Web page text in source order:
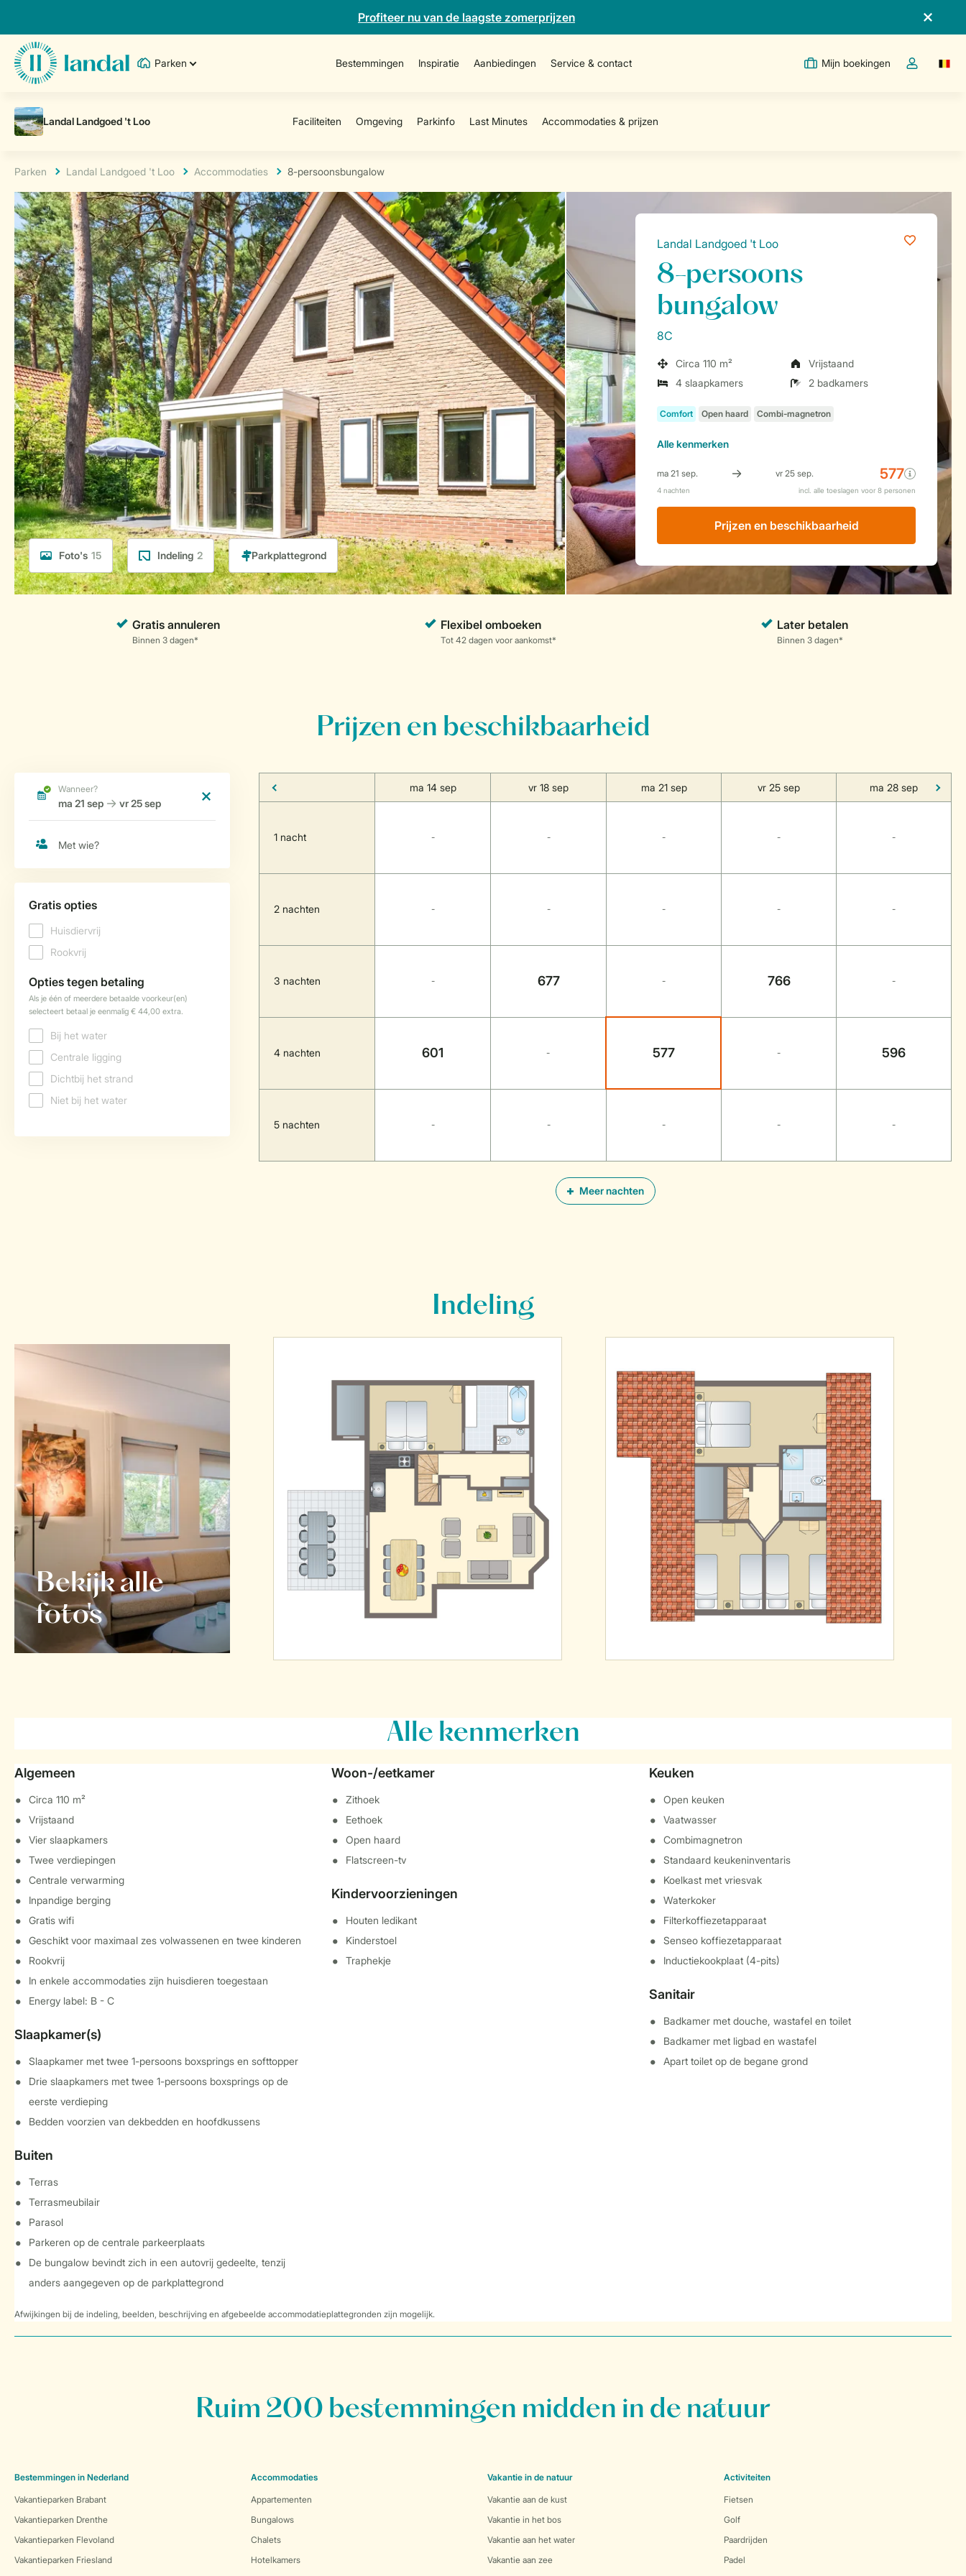
Profiteer nu van de laagste zomerprijzen
Parken Bestemmingen Inspiratie Aanbiedingen Service & contact Mijn boekingen
Open de
Parken Landal Landgoed 't Loo Accommodaties 8-persoonsbungalow
Foto's 15 Indeling 2
Landal Landgoed 't Loo
8-persoons
bungalow
8C
Circa 110 m²
Vrijstaand
4 slaapkamers
2 badkamers
Allekenmerken
Prijzen en beschikbaarheid
Prijzen en beschikbaarheid
Meer nachten
ma 14 sep vr 18 sep ma 21 sep vr 25 sep ma 28 sep
1 nacht - - - - -
2 nachten - - - - -
3 nachten - 677 - 766 -
4 nachten 601 - 577 - 596
5 nachten - - - - -
Indeling
Bekijk alle
foto's
Alle kenmerken
Algemeen
Circa 110 m²
Vrijstaand
Vier slaapkamers
Twee verdiepingen
Centrale verwarming
Inpandige berging
Gratis wifi
Geschikt voor maximaal zes volwassenen en twee kinderen
Rookvrij
In enkele accommodaties zijn huisdieren toegestaan
Energy label: B - C
Slaapkamer(s)
Slaapkamer met twee 1-persoons boxsprings en softtopper
Drie slaapkamers met twee 1-persoons boxsprings op de
eerste verdieping
Bedden voorzien van dekbedden en hoofdkussens
Buiten
Terras
Terrasmeubilair
Parasol
Parkeren op de centrale parkeerplaats
De bungalow bevindt zich in een autovrij gedeelte, tenzij
anders aangegeven op de parkplattegrond
Woon-/eetkamer
Zithoek
Eethoek
Open haard
Flatscreen-tv
Kindervoorzieningen
Houten ledikant
Kinderstoel
Traphekje
Keuken
Open keuken
Vaatwasser
Combimagnetron
Standaard keukeninventaris
Koelkast met vriesvak
Waterkoker
Filterkoffiezetapparaat
Senseo koffiezetapparaat
Inductiekookplaat (4-pits)
Sanitair
Badkamer met douche, wastafel en toilet
Badkamer met ligbad en wastafel
Apart toilet op de begane grond
Afwijkingen bij de indeling, beelden, beschrijving en afgebeelde accommodatieplattegronden zijn mogelijk.
Ruim 200 bestemmingen midden in de natuur
Bestemmingen in Nederland
Vakantieparken Brabant
Vakantieparken Drenthe
Vakantieparken Flevoland
Vakantieparken Friesland
Accommodaties
Appartementen
Bungalows
Chalets
Hotelkamers
Vakantie in de natuur
Vakantie aan de kust
Vakantie in het bos
Vakantie aan het water
Vakantie aan zee
Activiteiten
Fietsen
Golf
Paardrijden
Padel